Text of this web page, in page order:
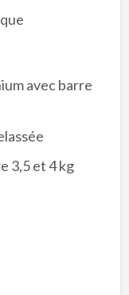
avec barre
3,5 et 4 kg